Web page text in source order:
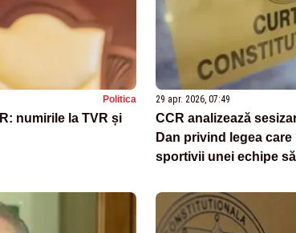
Politica
numirile la TVR și
29 apr. 2026, 07:49
CCR analizează
Dan privind legea
sportivii unei echipe